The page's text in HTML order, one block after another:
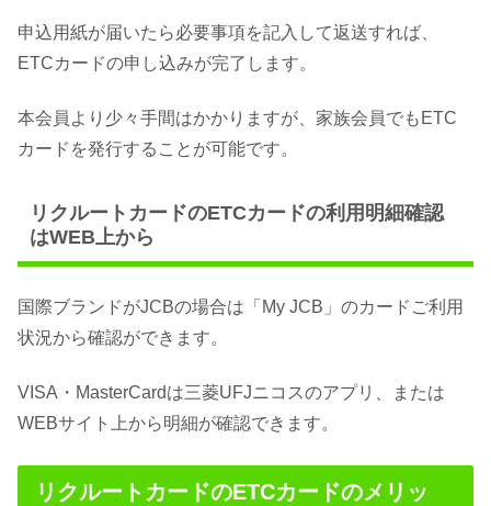
申込用紙が届いたら必要事項を記入して返送すれば、
ETCカードの申し込みが完了します。
本会員より少々手間はかかりますが、家族会員でもETC
カードを発行することが可能です。
リクルートカードのETCカードの利用明細確認
はWEB上から
国際ブランドがJCBの場合は「My JCB」のカードご利用
状況から確認ができます。
VISA・MasterCardは三菱UFJニコスのアプリ、または
WEBサイト上から明細が確認できます。
リクルートカードのETCカードのメリッ